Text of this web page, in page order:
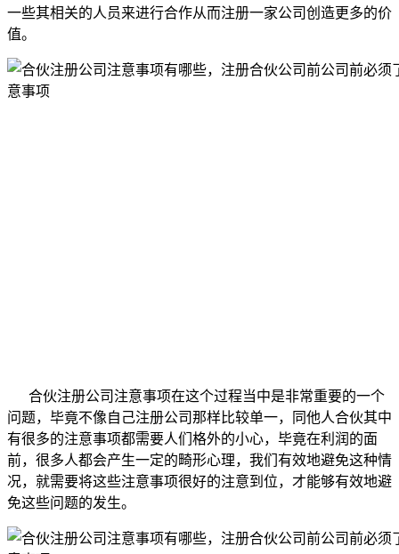
一些其相关的人员来进行合作从而注册一家公司创造更多的价
值。
合伙注册公司注意事项在这个过程当中是非常重要的一个
问题，毕竟不像自己注册公司那样比较单一，同他人合伙其中
有很多的注意事项都需要人们格外的小心，毕竟在利润的面
前，很多人都会产生一定的畸形心理，我们有效地避免这种情
况，就需要将这些注意事项很好的注意到位，才能够有效地避
免这些问题的发生。